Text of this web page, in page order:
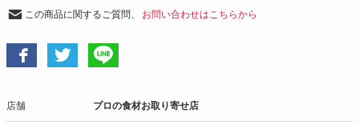
この商品に関するご質問、 お問い合わせはこちらから
店舗 プロの食材お取り寄せ店